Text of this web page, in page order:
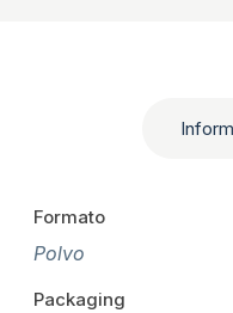
Formato
Polvo
Packaging